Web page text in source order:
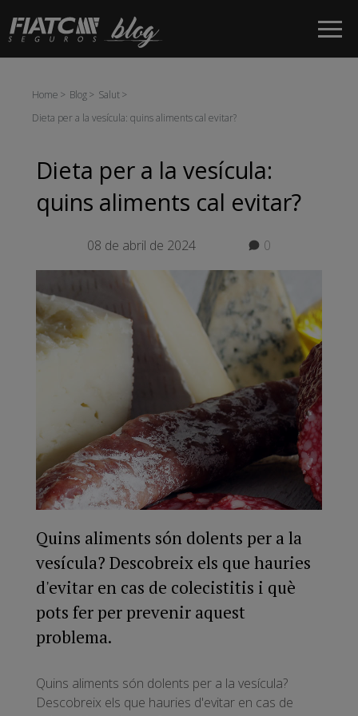
Salta al contingut principal
Home Blog
Salut
Dieta per a la vesícula: quins aliments cal evitar?
Dieta per a la vesícula:
quins aliments cal evitar?
08 de abril de 2024 0
Quins aliments són dolents per a la
vesícula? Descobreix els que hauries
d'evitar en cas de colecistitis i què
pots fer per prevenir aquest
problema.
Quins aliments són dolents per a la vesícula?
Descobreix els que hauries d'evitar en cas de